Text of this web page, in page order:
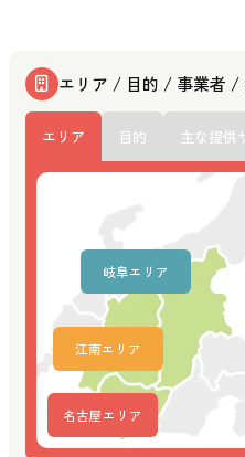
エリア / 目的 / 事業者 /
エリア 目的 主な提供
名古屋エリア
江南エリア
岐阜エリア